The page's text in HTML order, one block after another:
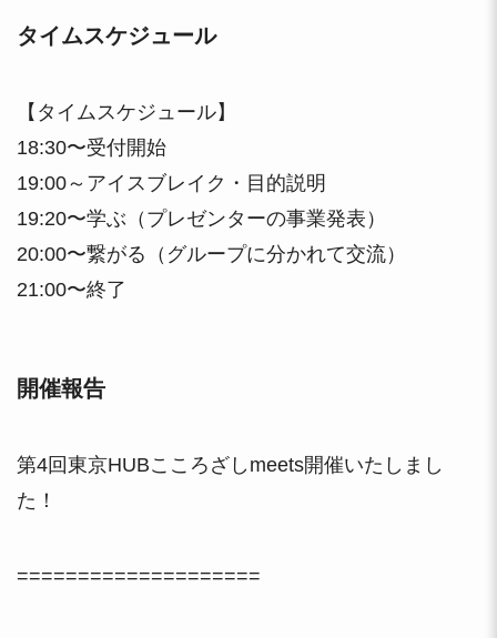
タイムスケジュール
【タイムスケジュール】
18:30〜受付開始
19:00～アイスブレイク・目的説明
19:20〜学ぶ（プレゼンターの事業発表）
20:00〜繋がる（グループに分かれて交流）
21:00〜終了
開催報告
第4回東京HUBこころざしmeets開催いたしまし
た！
====================